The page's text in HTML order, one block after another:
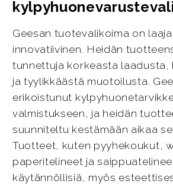
Geesan tuotevalikoima on
innovatiivinen. Heidän
tunnettuja korkeasta laadusta,
ja tyylikkäästä muotoilusta.
erikoistunut
valmistukseen, ja heidän
suunniteltu kestämään aikaa
Tuotteet, kuten pyyhekoukut,
paperitelineet ja
käytännöllisiä, myös